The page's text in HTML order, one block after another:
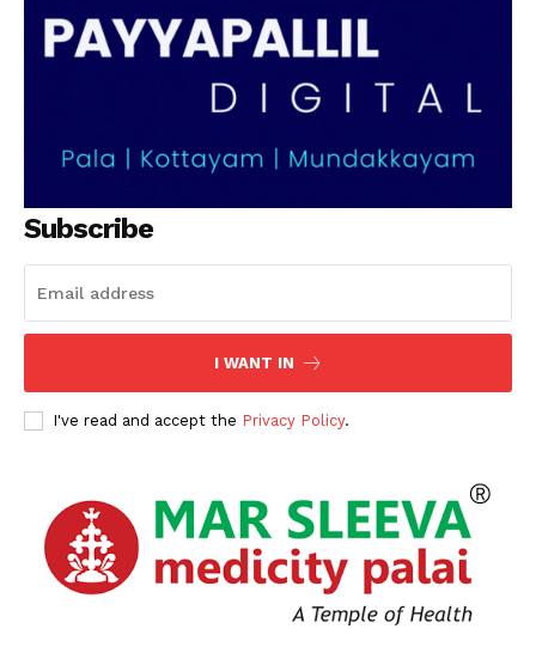
Subscribe
I WANT IN
I've read and accept the Privacy Policy.